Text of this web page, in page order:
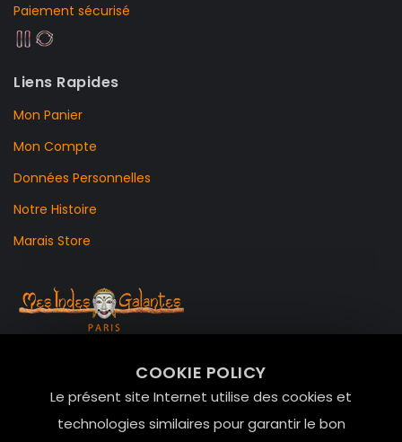
COOKIE POLICY
Le présent site Internet utilise des cookies et
technologies similaires pour garantir le bon
Paiement sécurisé
Liens Rapides
Mon Panier
Mon Compte
Données Personnelles
Notre Histoire
Marais Store
Le Marais, 75004 Paris
contact@mesindesgalantes.com